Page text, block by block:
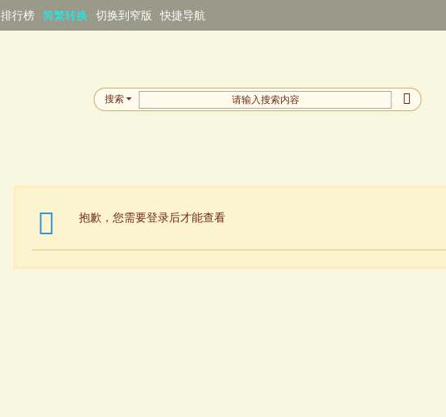
排行榜 简繁转换 切换到窄版 快捷导航
搜索
抱歉，您需要登录后才能查看